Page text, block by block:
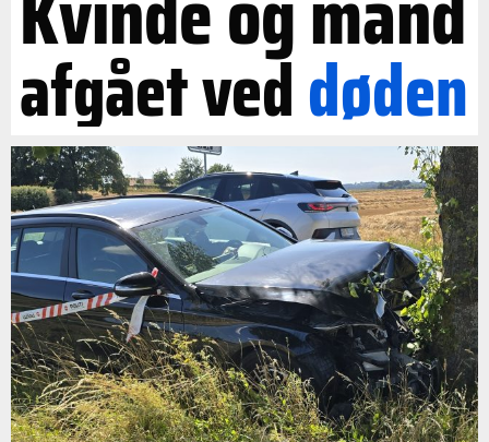
afgået veddøden